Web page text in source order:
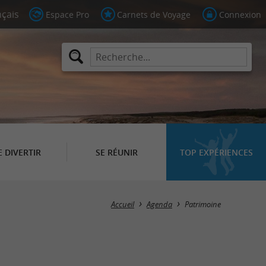
Espace Pro Carnets de Voyage Connexion
DIVERTIR SE RÉUNIR TOP EXPÉRIENCES
Masquer la carte
Accueil Agenda Patrimoine